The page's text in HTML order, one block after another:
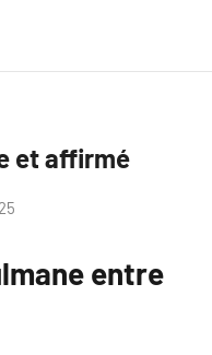
et affirmé
entre